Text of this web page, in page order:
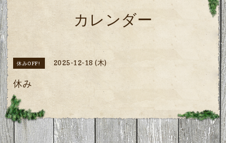
カレンダー
休みOFF! 2025-12-18 (木)
休み